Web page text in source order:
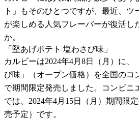
ト」もそのひとつですが、最近、ツ
が楽しめる人気フレーバーが復活し
か。
「堅あげポテト 塩わさび味」
カルビーは2024年4月8日（月）に、
び味」（オープン価格）を全国のコ
で期間限定発売しました。コンビニ
では、2024年4月15日（月）期間限
売予定）です。